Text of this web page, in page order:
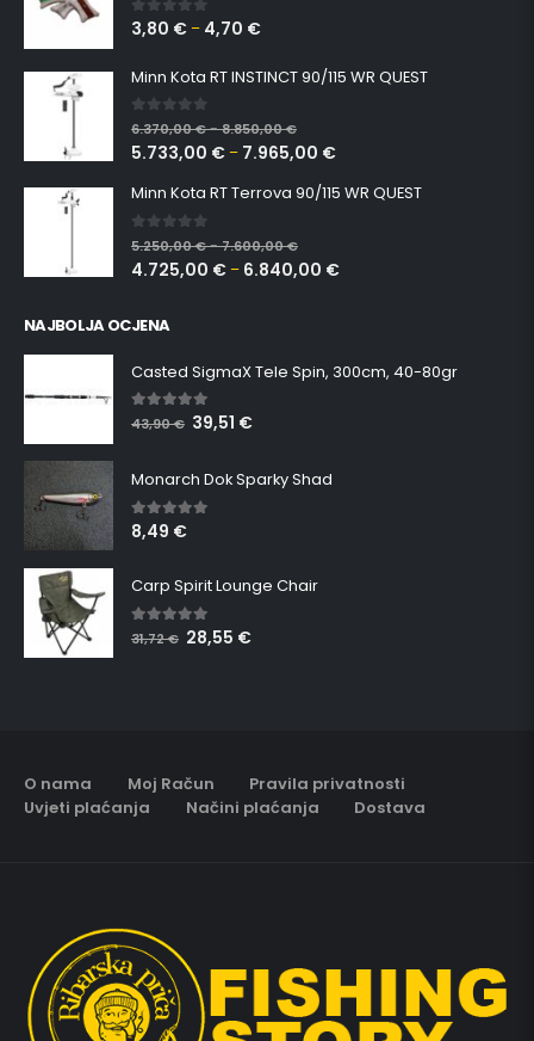
0 out of 5
3,80 € – 4,70 €
Minn Kota RT INSTINCT 90/115 WR QUEST
0 out of 5
6.370,00€–8.850,00€
5.733,00 € – 7.965,00 €
Minn Kota RT Terrova 90/115 WR QUEST
0 out of 5
5.250,00€–7.600,00€
4.725,00 € – 6.840,00 €
NAJBOLJA OCJENA
Casted SigmaX Tele Spin, 300cm, 40-80gr
5.00out of 5
43,90€ 39,51 €
Monarch Dok Sparky Shad
5.00 out of 5
8,49 €
Carp Spirit Lounge Chair
5.00 out of 5
31,72€ 28,55 €
O nama Moj Račun
Pravila privatnosti
Uvjeti plaćanja
Načini plaćanja Dostava